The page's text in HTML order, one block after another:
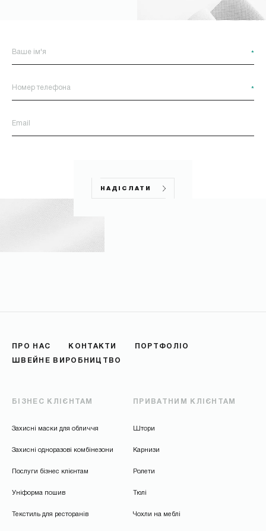
*
*
НАДІСЛАТИ
ПРО НАС КОНТАКТИ
ПОРТФОЛІО
ШВЕЙНЕ ВИРОБНИЦТВО
БІЗНЕС КЛІЄНТАМ
Захисні маски для обличчя
Захисні одноразові комбінезони
Послуги бізнес клієнтам
Уніформа пошив
Текстиль для ресторанів
ПРИВАТНИМ КЛІЄНТАМ
Штори
Карнизи
Ролети
Тюлі
Чохли на меблі